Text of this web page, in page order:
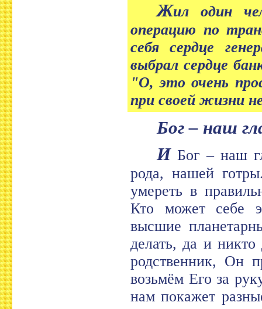
Жил один
операцию по
себя сердце
выбрал сердце
"О, это очень
при своей жизни
Бог – наш
ИБог – наш
рода, нашей
умереть в
Кто может себе
высшие
делать, да и
родственник, Он
возьмём Его за
нам покажет